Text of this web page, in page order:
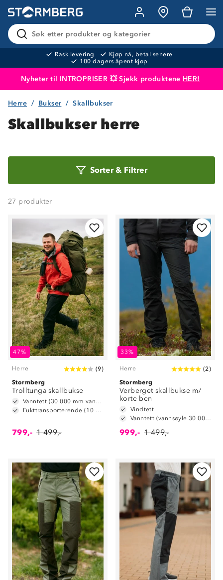
Søk etter produkter og kategorier
Rask levering
Kjøp nå, betal senere
100 dagers åpent kjøp
Nyheter til INTROPRISER 💥 Sjekk produktene HER!
Produktet er lagt i handlekurven
Herre Bukser Skallbukser
Skallbukser herre
Sorter& Filtrer
27 produkter
47%
Herre (9)
Stormberg
Trolltunga skallbukse
Vanntett (30 000 mm vannsøyle)
Fukttransporterende (10 000 g/m2/24t)
799,- 1 499,-
33%
Herre (2)
Stormberg
Verberget skallbukse m/
korte ben
Vindtett
Vanntett (vannsøyle 30 000 mm)
999,- 1 499,-